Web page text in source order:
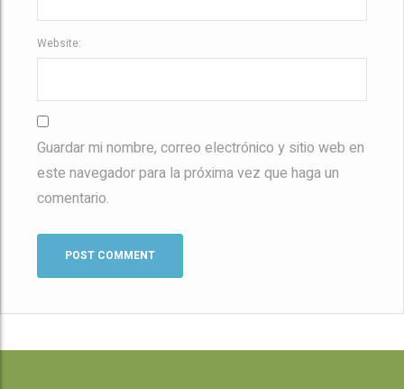
Website:
Guardar mi nombre, correo electrónico y sitio web en
este navegador para la próxima vez que haga un
comentario.